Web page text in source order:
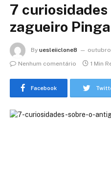
7
zagueiro Pinga
By uesleiiclone8
outubro
Nenhum comentário
1 Min
Facebook